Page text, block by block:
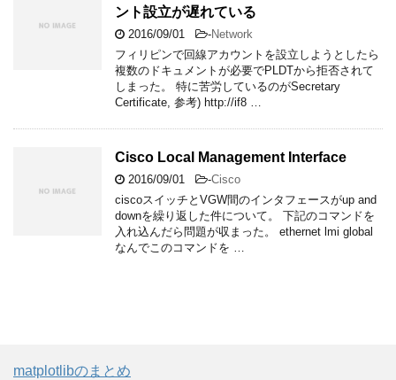
ント設立が遅れている
2016/09/01 -Network
フィリピンで回線アカウントを設立しようとしたら
複数のドキュメントが必要でPLDTから拒否されて
しまった。 特に苦労しているのがSecretary
Certificate, 参考) http://if8 …
Cisco Local Management Interface
2016/09/01 -Cisco
ciscoスイッチとVGW間のインタフェースがup and
downを繰り返した件について。 下記のコマンドを
入れ込んだら問題が収まった。 ethernet lmi global
なんでこのコマンドを …
matplotlibのまとめ